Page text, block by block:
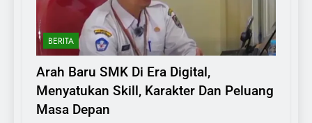
BERITA
Arah Baru SMK Di Era Digital,
Menyatukan Skill, Karakter Dan Peluang
Masa Depan